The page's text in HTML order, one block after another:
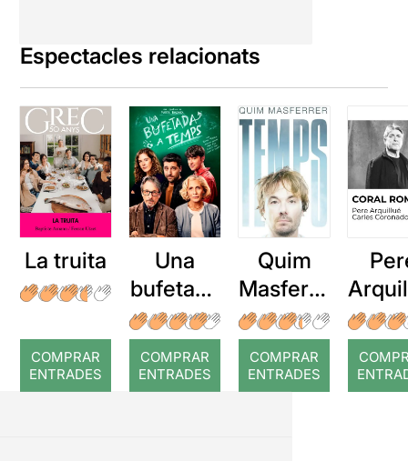
Espectacles relacionats
La truita
COMPRAR
ENTRADES
Una
bufetada
a temps
COMPRAR
ENTRADES
Quim
Masferre
r: Temps
COMPRAR
ENTRADES
: